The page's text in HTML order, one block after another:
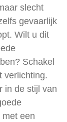
slecht
gevaarlijk
Wilt u dit
Schakel
verlichting.
in de stijl van
een